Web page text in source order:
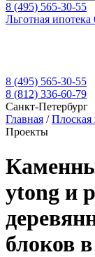
8 (495) 565-30-55
Льготная ипотека
8 (495) 565-30-55
8 (812) 336-60-79
Санкт-Петербург
Главная /
Проекты
ytong и
блоков